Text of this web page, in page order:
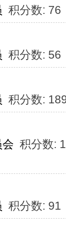
积分数: 76
积分数: 56
积分数:
积分数:
积分数: 91